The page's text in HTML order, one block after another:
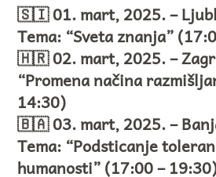
🇸🇮 01. mart, 2025. –
Tema: “Sveta znanja”
🇭🇷 02. mart, 2025. –
“Promena načina
14:30)
🇧🇦 03. mart, 2025. –
Tema: “Podsticanje
humanosti”(17:00 –